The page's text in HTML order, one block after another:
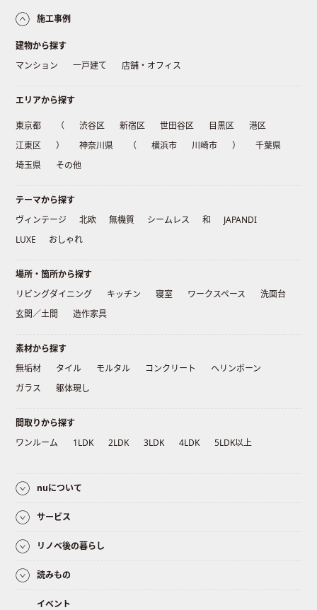
施工事例
建物から探す
マンション
一戸建て 店舗・オフィス
エリアから探す
東京都 （ 渋谷区 新宿区 世田谷区 目黒区
港区
江東区
） 神奈川県 （ 横浜市 川崎市 ）
千葉県
埼玉県
その他
テーマから探す
ヴィンテージ
北欧 無機質 シームレス 和
JAPANDI
LUXE
おしゃれ
場所・箇所から探す
リビングダイニング
キッチン 寝室 ワークスペース
洗面台
玄関／土間
造作家具
素材から探す
無垢材
タイル モルタル コンクリート
ヘリンボーン
ガラス
躯体現し
間取りから探す
ワンルーム
1LDK 2LDK 3LDK 4LDK 5LDK以上
nuについて
サービス
リノベ後の暮らし
読みもの
イベント